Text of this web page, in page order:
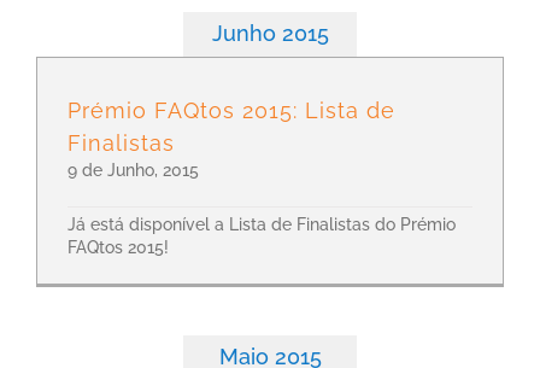
Junho 2015
Prémio FAQtos 2015: Lista de
Finalistas
9 de Junho, 2015
Já está disponível a Lista de Finalistas do Prémio
FAQtos 2015!
Maio 2015